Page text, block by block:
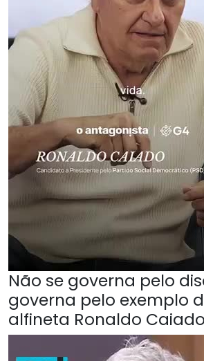
Não se governa pelo
governa pelo exemplo
alfineta Ronaldo Caiado